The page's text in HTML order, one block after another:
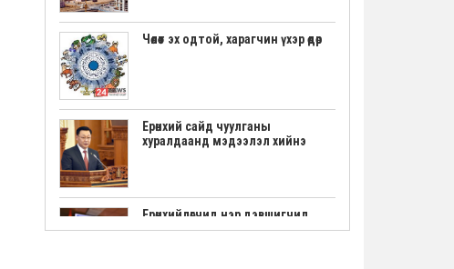
Чөлөөт эх одтой, харагчин үхэр өдөр
Ерөнхий сайд чуулганы
хуралдаанд мэдээлэл хийнэ
Ерөнхийлөгчид нэр дэвшигчид
маргааш үнэмлэхээ гардана